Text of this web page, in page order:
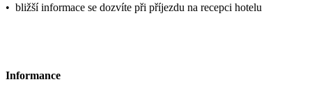
• bližší informace se dozvíte při příjezdu na recepci hotelu
Informance